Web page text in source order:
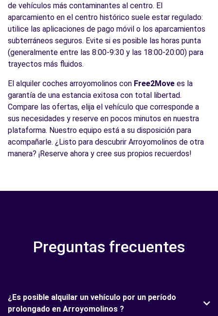
de vehículos más contaminantes al centro. El
aparcamiento en el centro histórico suele estar regulado:
utilice las aplicaciones de pago móvil o los aparcamientos
subterráneos seguros. Evite si es posible las horas punta
(generalmente entre las 8:00-9:30 y las 18:00-20:00) para
trayectos más fluidos.
El alquiler coches arroyomolinos con Free2Move es la
garantía de una estancia exitosa con total libertad.
Compare las ofertas, elija el vehículo que corresponde a
sus necesidades y reserve en pocos minutos en nuestra
plataforma. Nuestro equipo está a su disposición para
acompañarle. ¿Listo para descubrir Arroyomolinos de otra
manera? ¡Reserve ahora y cree sus propios recuerdos!
Preguntas frecuentes
¿Es posible alquilar un vehículo por un período
prolongado en Arroyomolinos ?